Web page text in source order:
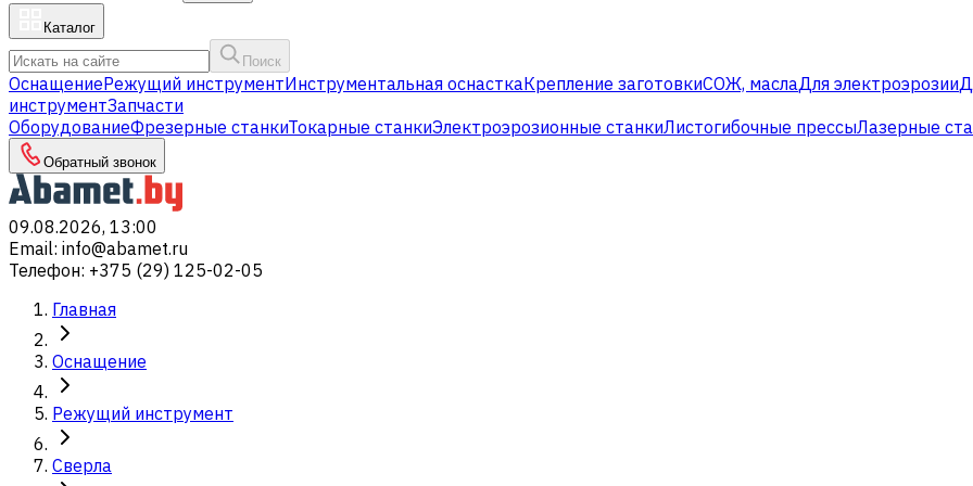
Каталог
Поиск
ОснащениеРежущий инструментИнструментальная оснасткаКрепление заготовкиСОЖ, маслаДля электроэрозии
инструментЗапчасти
ОборудованиеФрезерные станкиТокарные станкиЭлектроэрозионные станкиЛистогибочные прессыЛазерные
Обратный звонок
09.08.2026, 13:00
Email: info@abamet.ru
Телефон: +375 (29) 125-02-05
Главная
Оснащение
Режущий инструмент
Сверла